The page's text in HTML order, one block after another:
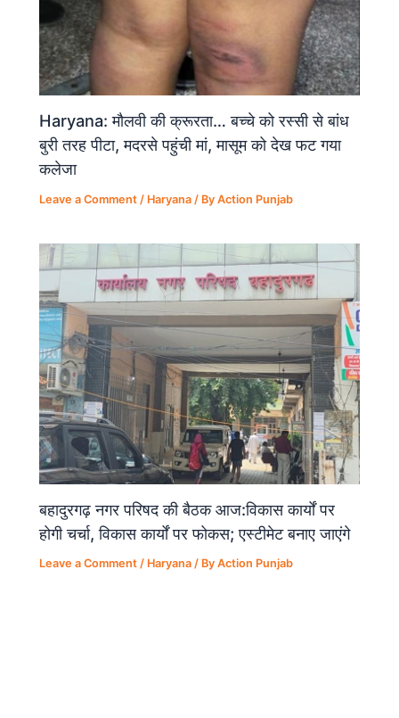
Haryana: मौलवी की क्रूरता… बच्चे को रस्सी से बांध
बुरी तरह पीटा, मदरसे पहुंची मां, मासूम को देख फट गया
कलेजा
Leave a Comment / Haryana / ByAction Punjab
बहादुरगढ़ नगर परिषद की बैठक आज:विकास कार्यों पर
होगी चर्चा, विकास कार्यों पर फोकस; एस्टीमेट बनाए जाएंगे
Leave a Comment / Haryana / ByAction Punjab